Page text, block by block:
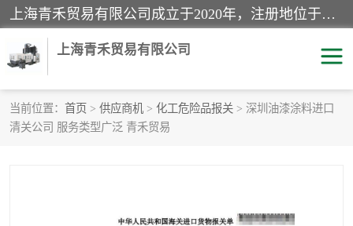
上海青禾贸易有限公司成立于2020年，注册地位于上海市宝山区。经营范围包括：机械设备、五金制品、劳防用品、电子产品、塑胶制品、家具、模具、纺织品、仪器仪表、建筑材料、装饰材料、化工产品、金属制品、机车配件等货物进出口报关、清关服务。
上海青禾贸易有限公司
当前位置： 首页 > 供应商机 > 化工危险品报关 > 深圳油漆涂料进口
清关公司 服务类型广泛 青禾贸易
酒类饮料报关
进口杂货清关